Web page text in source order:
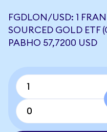
FGDLON/USD: 1
SOURCED GOLD ETF
РАВНО 57,7200 USD